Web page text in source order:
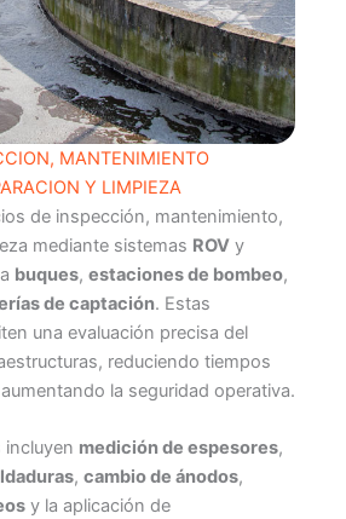
MANTENIMIENTO
Y LIMPIEZA
de inspección, mantenimiento,
mediante sistemas ROVy
buques, estaciones de bombeo,
de captación. Estas
una evaluación precisa del
reduciendo tiempos
la seguridad operativa.
incluyen medición de espesores,
, cambio de ánodos,
y la aplicación de